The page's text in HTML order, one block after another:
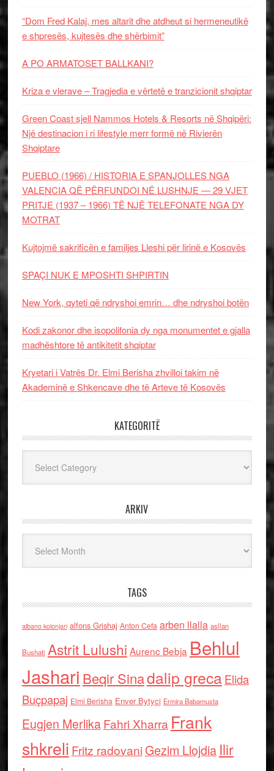
“Dom Fred Kalaj, mes altarit dhe atdheut si hermeneutikë
e shpresës, kujtesës dhe shërbimit”
A PO ARMATOSET BALLKANI?
Kriza e vlerave – Tragjedia e vërtetë e tranzicionit shqiptar
Green Coast sjell Nammos Hotels & Resorts në Shqipëri:
Një destinacion i ri lifestyle merr formë në Rivierën
Shqiptare
PUEBLO (1966) / HISTORIA E SPANJOLLES NGA
VALENCIA QË PËRFUNDOI NË LUSHNJE — 29 VJET
PRITJE (1937 – 1966) TË NJË TELEFONATE NGA DY
MOTRAT
Kujtojmë sakrificën e familjes Lleshi për lirinë e Kosovës
SPAÇI NUK E MPOSHTI SHPIRTIN
New York, qyteti që ndryshoi emrin… dhe ndryshoi botën
Kodi zakonor dhe isopolifonia dy nga monumentet e gjalla
madhështore të antikitetit shqiptar
Kryetari i Vatrës Dr. Elmi Berisha zhvilloi takim në
Akademinë e Shkencave dhe të Arteve të Kosovës
KATEGORITË
ARKIV
TAGS
albano kolonjari alfons Grishaj Anton Cefa arben llalla asllan
Bushati Astrit Lulushi Aurenc Bebja Behlul
Jashari Beqir Sinadalip grecaElida
Buçpapaj Elmi Berisha Enver Bytyci Ermira Babamusta
Eugjen MerlikaFahri Xharra Frank
shkreli Fritz radovaniGezim Llojdia Ilir